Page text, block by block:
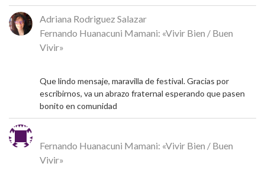
Adriana Rodriguez Salazar
Fernando Huanacuni Mamani: «Vivir Bien / Buen
Vivir»
Que lindo mensaje, maravilla de festival. Gracias por
escribirnos, va un abrazo fraternal esperando que pasen
bonito en comunidad
Fernando Huanacuni Mamani: «Vivir Bien / Buen
Vivir»